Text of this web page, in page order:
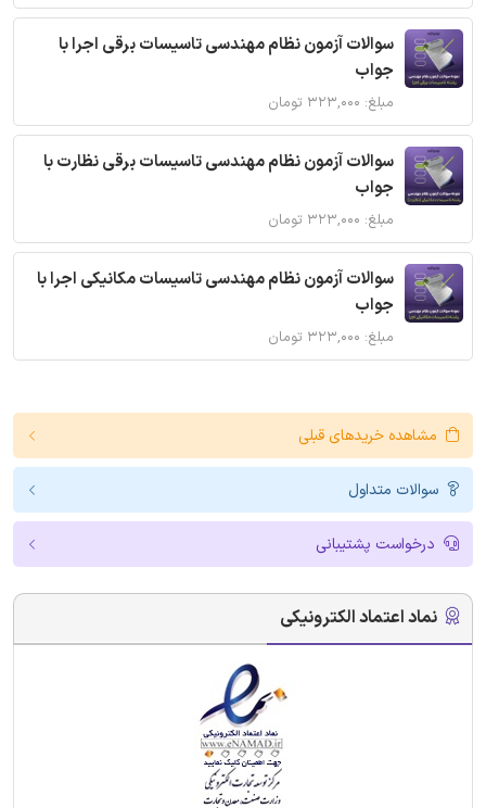
سوالات آزمون نظام مهندسی تاسیسات برقی اجرا با
جواب
مبلغ: ۳۲۳,۰۰۰ تومان
سوالات آزمون نظام مهندسی تاسیسات برقی نظارت با
جواب
مبلغ: ۳۲۳,۰۰۰ تومان
سوالات آزمون نظام مهندسی تاسیسات مکانیکی اجرا با
جواب
مبلغ: ۳۲۳,۰۰۰ تومان
مشاهده خریدهای قبلی
سوالات متداول
درخواست پشتیبانی
نماد اعتماد الکترونیکی